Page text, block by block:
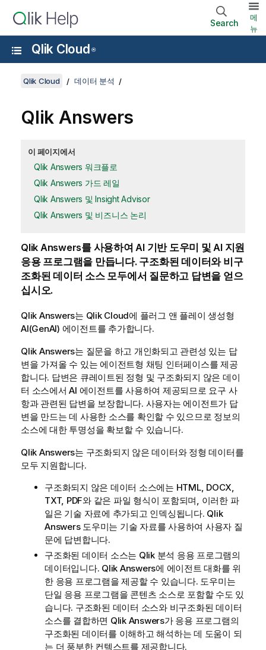
Search
메
뉴
Qlik Cloud ®
Qlik Cloud 데이터 분석
Qlik Answers
이 페이지에서
Qlik Answers 워크플로
Qlik Answers 가드 레일
Qlik Answers 및 Insight Advisor
Qlik Answers 및 비즈니스 논리
Qlik Answers를 사용하여 AI 기반 도우미 및 AI 지원
응용 프로그램을 만듭니다. 구조화된 데이터와 비구
조화된 데이터 소스 모두에서 질문하고 답변을 얻으
십시오.
Qlik Answers는 Qlik Cloud에 플러그 앤 플레이 생성형
AI(GenAI) 에이전트를 추가합니다.
Qlik Answers는 질문을 하고 개인화되고 관련성 있는 답
변을 가져올 수 있는 에이전트형 채팅 인터페이스를 제공
합니다. 답변은 큐레이트된 정형 및 구조화되지 않은 데이
터 소스에서 AI 에이전트를 사용하여 제공되므로 요구 사
항과 관련된 답변을 보장합니다. 사용자는 에이전트가 답
변을 만드는 데 사용한 소스를 확인할 수 있으므로 정보의
소스에 대한 투명성을 확보할 수 있습니다.
Qlik Answers는 구조화되지 않은 데이터와 정형 데이터를
모두 지원합니다.
구조화되지 않은 데이터 소스에는 HTML, DOCX,
TXT, PDF와 같은 파일 형식이 포함되며, 이러한 파
일은 기술 자료에 추가되고 인덱싱됩니다. Qlik
Answers도우미는 기술 자료를 사용하여 사용자 질
문에 답변합니다.
구조화된 데이터 소스는 Qlik분석 응용 프로그램의
데이터입니다. Qlik Answers에 에이전트 대화를 위
한 응용 프로그램을 제공할 수 있습니다. 도우미는
단일 응용 프로그램을 콘텐츠 소스로 포함할 수도 있
습니다. 구조화된 데이터 소스와 비구조화된 데이터
소스를 결합하면 Qlik Answers가 응용 프로그램의
구조화된 데이터를 이해하고 해석하는 데 도움이 되
는 더 풍부한 컨텍스트를 제공합니다.